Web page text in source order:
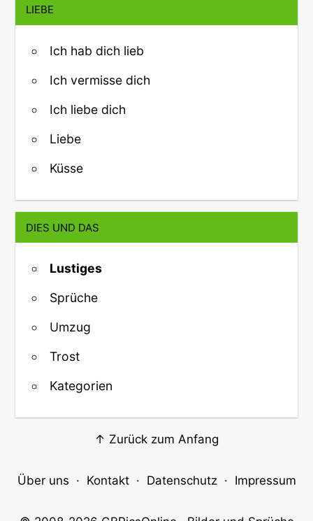
LIEBE
Ich hab dich lieb
Ich vermisse dich
Ich liebe dich
Liebe
Küsse
DIES UND DAS
Lustiges
Sprüche
Umzug
Trost
Kategorien
↑ Zurück zum Anfang
Über uns · Kontakt· Datenschutz· Impressum